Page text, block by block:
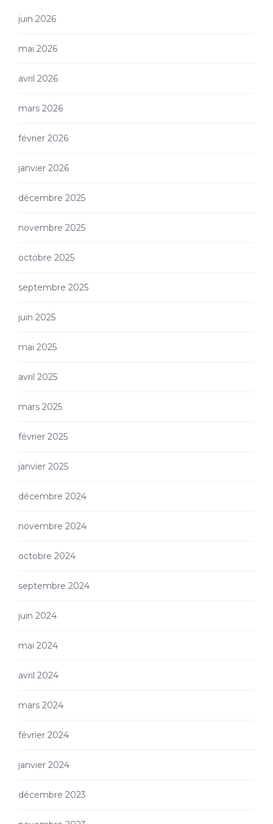
juin 2026
mai 2026
avril 2026
mars 2026
février 2026
janvier 2026
décembre 2025
novembre 2025
octobre 2025
septembre 2025
juin 2025
mai 2025
avril 2025
mars 2025
février 2025
janvier 2025
décembre 2024
novembre 2024
octobre 2024
septembre 2024
juin 2024
mai 2024
avril 2024
mars 2024
février 2024
janvier 2024
décembre 2023